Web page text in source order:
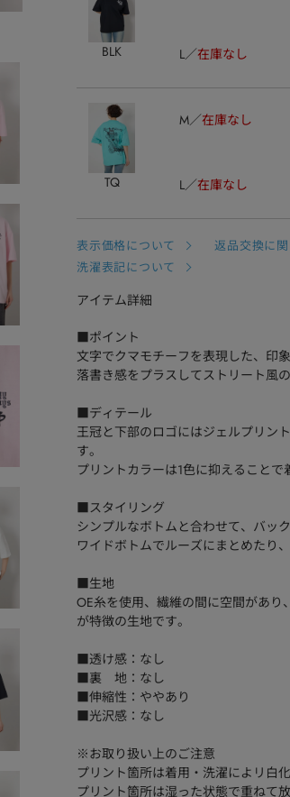
BLK L 在庫なし
TQ
M 在庫なし
L 在庫なし
表示価格について 返品交換に関
洗濯表記について
アイテム詳細
■ポイント
文字でクマモチーフを表現した、印
落書き感をプラスしてストリート風
■ディテール
王冠と下部のロゴにはジェルプリン
す。
プリントカラーは1色に抑えることで
■スタイリング
シンプルなボトムと合わせて、バッ
ワイドボトムでルーズにまとめたり
■生地
OE糸を使用、繊維の間に空間があ
が特徴の生地です。
■透け感：なし
■裏 地：なし
■伸縮性：ややあり
■光沢感：なし
※お取り扱い上のご注意
プリント箇所は着用・洗濯によリ白
プリント箇所は湿った状態で重ねて